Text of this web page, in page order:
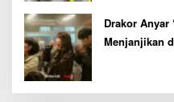
Drakor Anyar
Menjanjikan